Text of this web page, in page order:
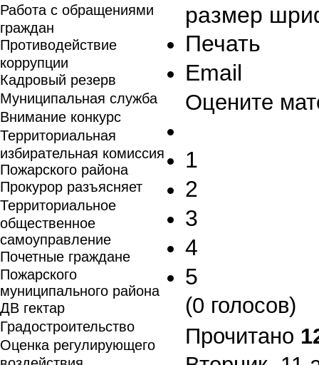
Работа с обращениями
граждан
Противодействие
коррупции
Кадровый резерв
Муниципальная служба
Внимание конкурс
Территориальная
избирательная комиссия
Пожарского района
Прокурор разъясняет
Территориальное
общественное
самоуправление
Почетные граждане
Пожарского
муниципального района
ДВ гектар
Градостроительство
Оценка регулирующего
воздействия
размер
Печать
Email
Оцените
1
2
3
4
5
(0 голосов)
Прочитано